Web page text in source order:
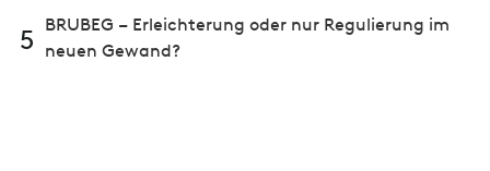
5
BRUBEG – Erleichterung oder nur Regulierung im
neuen Gewand?